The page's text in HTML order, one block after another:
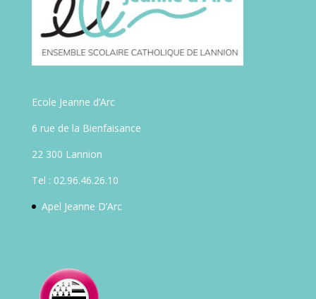
Ecole Jeanne d’Arc
6 rue de la Bienfaisance
22 300 Lannion
Tel : 02.96.46.26.10
Apel Jeanne D’Arc